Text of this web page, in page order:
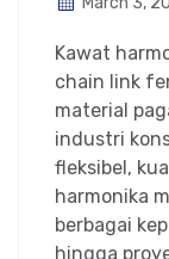
Kawat
chain link
material
industri
fleksibel,
harmonika
berbagai
hingga